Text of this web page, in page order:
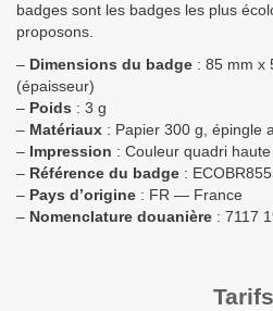
badges sont les badges les plus
proposons.
– Dimensions du badge : 85 mm x
(épaisseur)
– Poids : 3 g
– Matériaux : Papier 300 g, épingle
– Impression : Couleur quadri
– Référence du badge :
– Pays d’origine : FR — France
– Nomenclature douanière : 7117
Tarifs